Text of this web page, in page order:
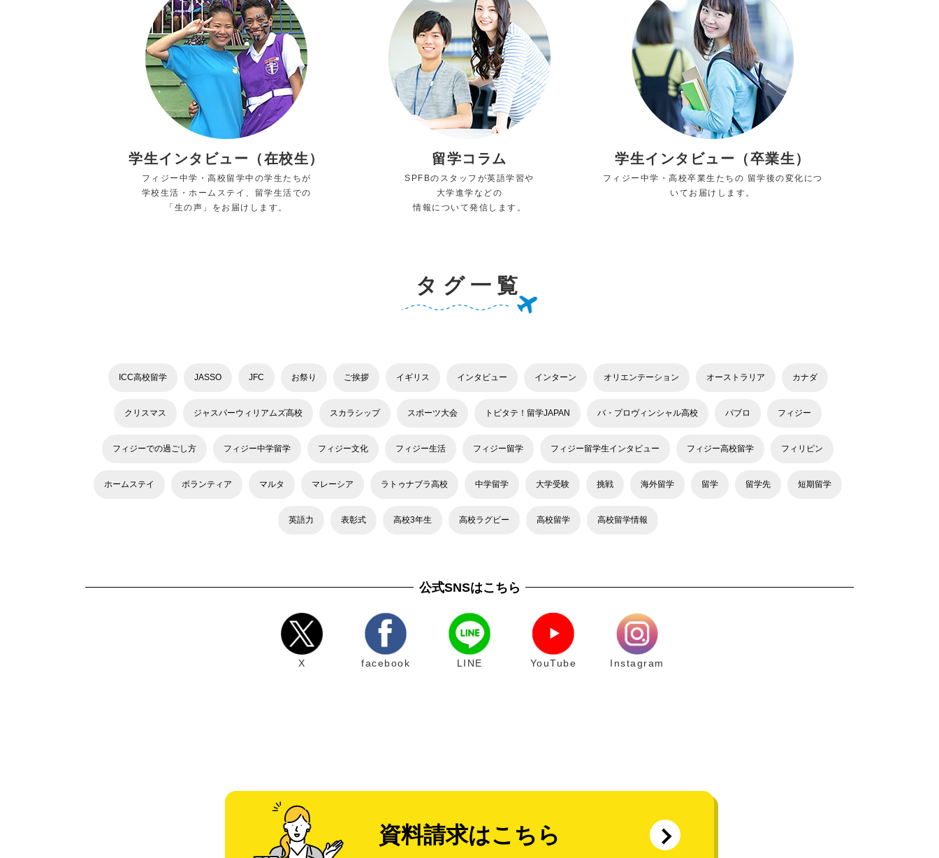
学生インタビュー（在校生）
フィジー中学・高校留学中の学生たちが
学校生活・ホームステイ、留学生活での
「生の声」をお届けします。
留学コラム
SPFBのスタッフが英語学習や
大学進学などの
情報について発信します。
学生インタビュー（卒業生）
フィジー中学・高校卒業生たちの 留学後の変化につ
いてお届けします。
タグ一覧
ICC高校留学 JASSO JFC お祭り ご挨拶 イギリス インタビュー インターン オリエンテーション オーストラリア カナダ
クリスマス ジャスパーウィリアムズ高校 スカラシップ スポーツ大会 トビタテ！留学JAPAN バ・プロヴィンシャル高校 パブロ フィジー
フィジーでの過ごし方 フィジー中学留学 フィジー文化 フィジー生活 フィジー留学 フィジー留学生インタビュー フィジー高校留学 フィリピン
ホームステイ ボランティア マルタ マレーシア ラトゥナブラ高校 中学留学 大学受験 挑戦 海外留学 留学 留学先 短期留学
英語力 表彰式 高校3年生 高校ラグビー 高校留学 高校留学情報
公式SNSはこちら
X facebook LINE YouTube Instagram
資料請求はこちら